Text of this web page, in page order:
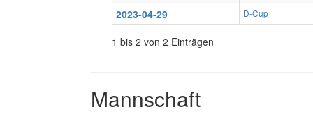
2023-04-29 D-Cup
1 bis 2 von 2 Einträgen
Mannschaft